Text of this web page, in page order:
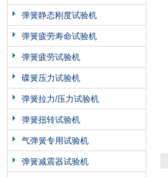
2026-07-23
弹簧静态刚度试验机
弹簧疲劳寿命试验机
弹簧疲劳试验机
碟簧压力试验机
弹簧拉力/压力试验机
弹簧扭转试验机
气弹簧专用试验机
弹簧减震器试验机